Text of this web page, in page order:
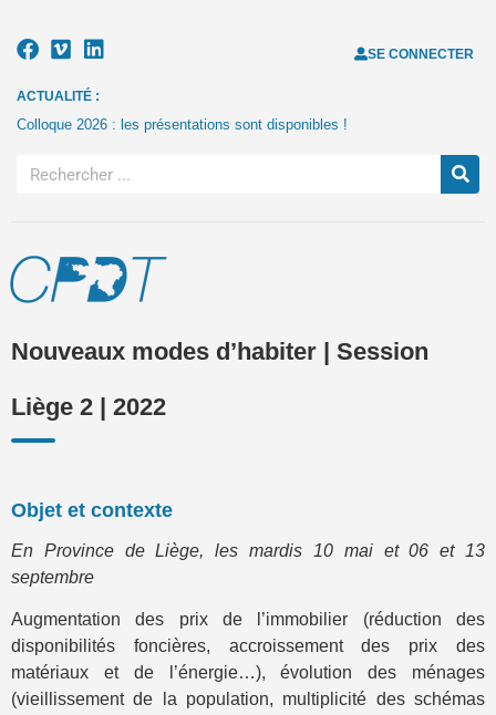
SE CONNECTER
ACTUALITÉ :
Colloque 2026 : les présentations sont disponibles !
Nouveaux modes d’habiter | Session
Liège 2 | 2022
Objet et contexte
En Province de Liège, les mardis 10 mai et 06 et 13
septembre
Augmentation des prix de l’immobilier (réduction des
disponibilités foncières, accroissement des prix des
matériaux et de l’énergie…), évolution des ménages
(vieillissement de la population, multiplicité des schémas